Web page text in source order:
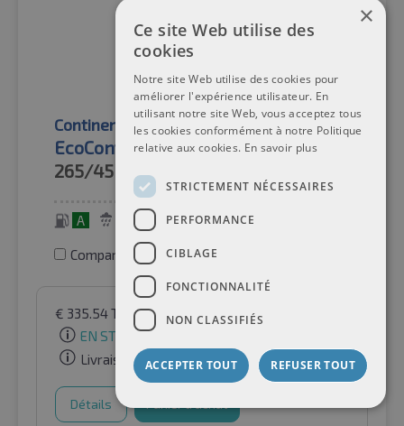
Continental Pneus d'été
EcoContact 6 XL TL EVC
265/45R21108V
A 72 dB
Comparer les pneus
€ 335.54TVA inclusepar Auto-Raifen GmbH
EN STOCK
Livraison gratuite
Détails
×
Ce site Web utilise des
cookies
Notre site Web utilise des cookies pour
améliorer l'expérience utilisateur. En
utilisant notre site Web, vous acceptez tous
les cookies conformément à notre Politique
relative aux cookies. En savoir plus
STRICTEMENT NÉCESSAIRES
PERFORMANCE
CIBLAGE
FONCTIONNALITÉ
NON CLASSIFIÉS
ACCEPTER TOUT REFUSER TOUT